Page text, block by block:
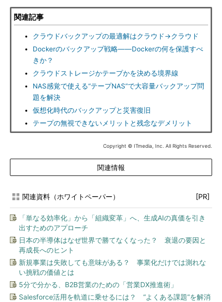
関連記事
クラウドバックアップの最適解はクラウド→クラウド
Dockerのバックアップ戦略――Dockerの何を保護すべ
きか？
クラウドストレージかテープかを決める境界線
NAS感覚で使える“テープNAS”で大容量バックアップ問
題を解決
仮想化時代のバックアップと災害復旧
テープの無視できないメリットと残念なデメリット
Copyright © ITmedia, Inc. All Rights Reserved.
関連情報
関連資料（ホワイトペーパー） [PR]
「単なる効率化」から「組織変革」へ、生成AIの真価を引き
出すためのアプローチ
日本の半導体はなぜ世界で勝てなくなった？ 衰退の要因と
再成長へのヒント
新規事業は失敗しても意味がある？ 事業化だけでは測れな
い挑戦の価値とは
5分で分かる、B2B営業のための「営業DX推進術」
Salesforce活用を軌道に乗せるには？ “よくある課題”を解消